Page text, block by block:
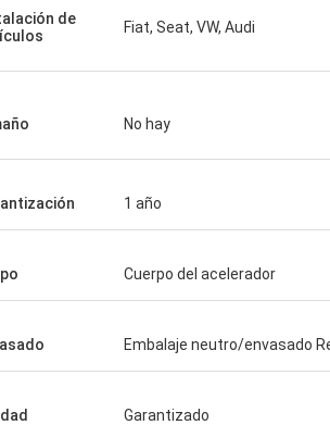
de
Fiat, Seat, VW, Audi
No hay
1 año
Cuerpo del acelerador
Embalaje neutro/envasado
Garantizado